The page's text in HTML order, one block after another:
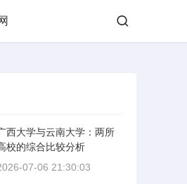
西大学与云南大学：两所
校的综合比较分析
07-06 21:30:03